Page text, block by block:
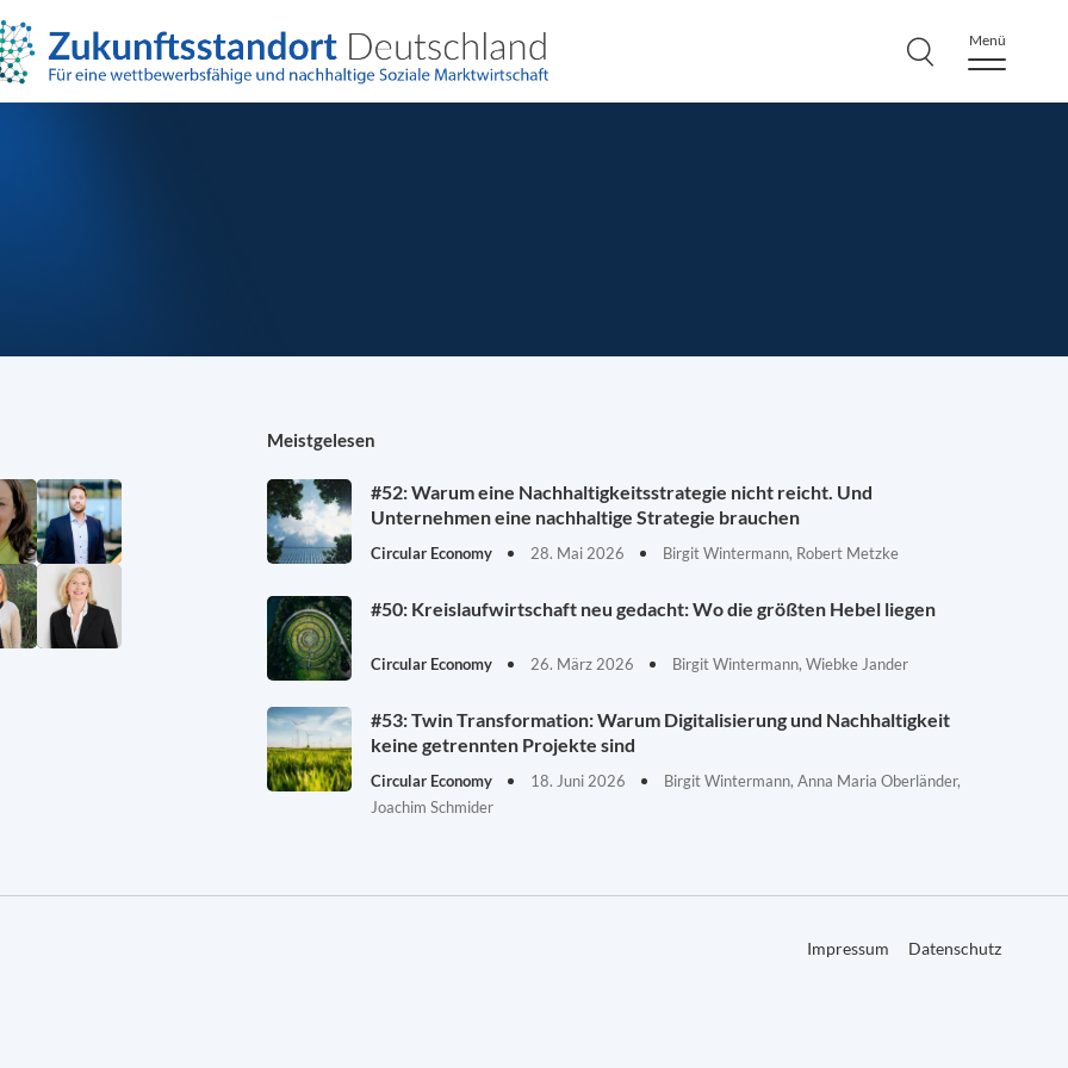
Menü
Meistgelesen
#52: Warum eine Nachhaltigkeitsstrategie nicht reicht. Und
Unternehmen eine nachhaltige Strategie brauchen
Circular Economy 28. Mai 2026 Birgit Wintermann, Robert Metzke
#50: Kreislaufwirtschaft neu gedacht: Wo die größten Hebel liegen
Circular Economy 26. März 2026 Birgit Wintermann, Wiebke Jander
#53: Twin Transformation: Warum Digitalisierung und Nachhaltigkeit
keine getrennten Projekte sind
Circular Economy 18. Juni 2026
Birgit Wintermann, Anna Maria Oberländer,
Joachim Schmider
Impressum Datenschutz